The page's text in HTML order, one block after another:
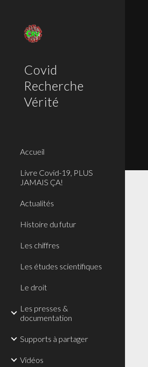
Covid
Recherche
Vérité
Accueil
Livre Covid-19, PLUS
JAMAIS ÇA!
Actualités
Histoire du futur
Les chiffres
Les études scientifiques
Le droit
Les presses &
documentation
Supports à partager
Vidéos